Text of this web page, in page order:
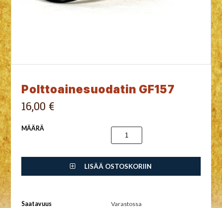
Polttoainesuodatin GF157
16,00 €
MÄÄRÄ
LISÄÄ OSTOSKORIIN
Saatavuus Varastossa